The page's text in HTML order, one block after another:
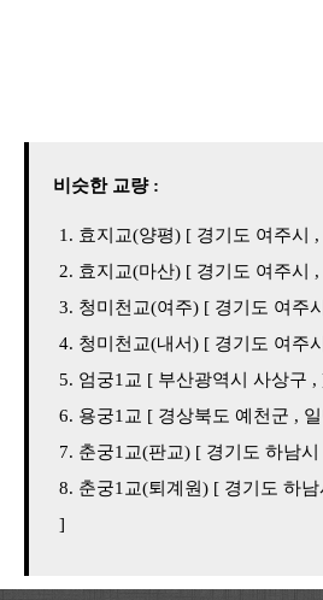
비슷한 교량 :
효지교(양평) [ 경기도 여주시
효지교(마산) [ 경기도 여주시
청미천교(여주) [ 경기도 여주
청미천교(내서) [ 경기도 여주
엄궁1교 [ 부산광역시 사상구 ,
용궁1교 [ 경상북도 예천군 ,
춘궁1교(판교) [ 경기도 하남
춘궁1교(퇴계원) [ 경기도 하
]